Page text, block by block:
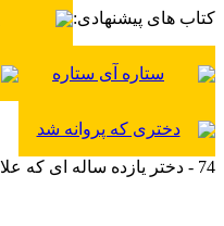
کتاب های پیشنهادی:
ستاره آی ستاره
دختری که پروانه شد
74 - دختر یازده ساله ای که علاقه به نجوم دارد